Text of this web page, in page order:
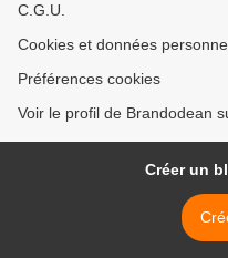
C.G.U.
Cookies et données
Préférences cookies
Voir le profil de Brandodean
Créer un